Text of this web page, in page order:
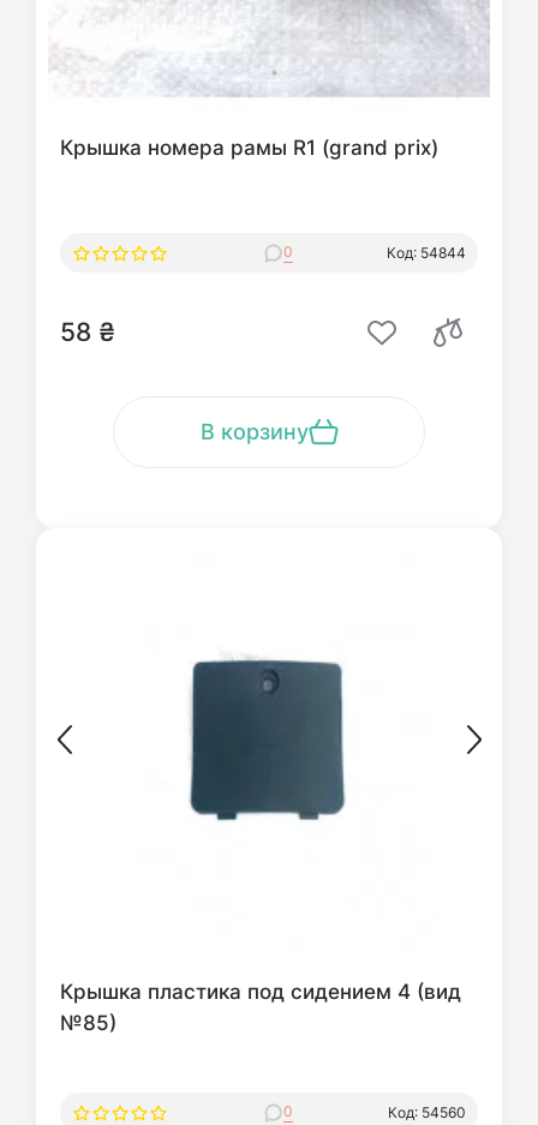
Крышка номера рамы R1 (grand prix)
0 Код: 54844
58 ₴
В корзину
Крышка пластика под сидением 4 (вид
№85)
0 Код: 54560